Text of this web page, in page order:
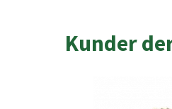
Kunder